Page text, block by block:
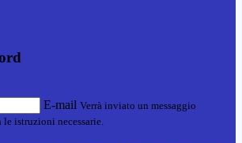
E-mail Verrà inviato un messaggio
istruzioni necessarie.